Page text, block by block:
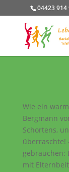
04423 914
Wie ein
Bergmann
Schortens,
überraschte!
gebrauchen:
mit